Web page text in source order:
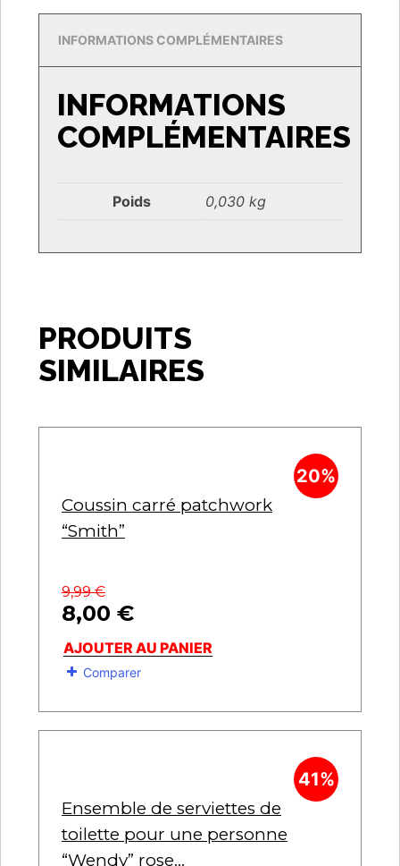
INFORMATIONS COMPLÉMENTAIRES
INFORMATIONS
COMPLÉMENTAIRES
Poids 0,030 kg
PRODUITS
SIMILAIRES
20%
Coussin carré patchwork
“Smith”
9,99€
8,00 €
AJOUTER AU PANIER
Comparer
41%
Ensemble de serviettes de
toilette pour une personne
“Wendy” rose...